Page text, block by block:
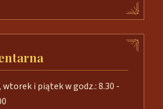
i piątek w godz.: 8.30 -